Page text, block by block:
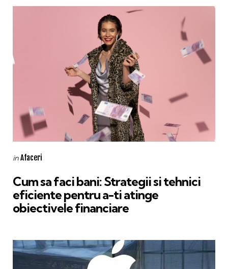
Categories
Posted
inAfaceri
Cum sa faci bani: Strategii si tehnici
eficiente pentru a-ti atinge
obiectivele financiare